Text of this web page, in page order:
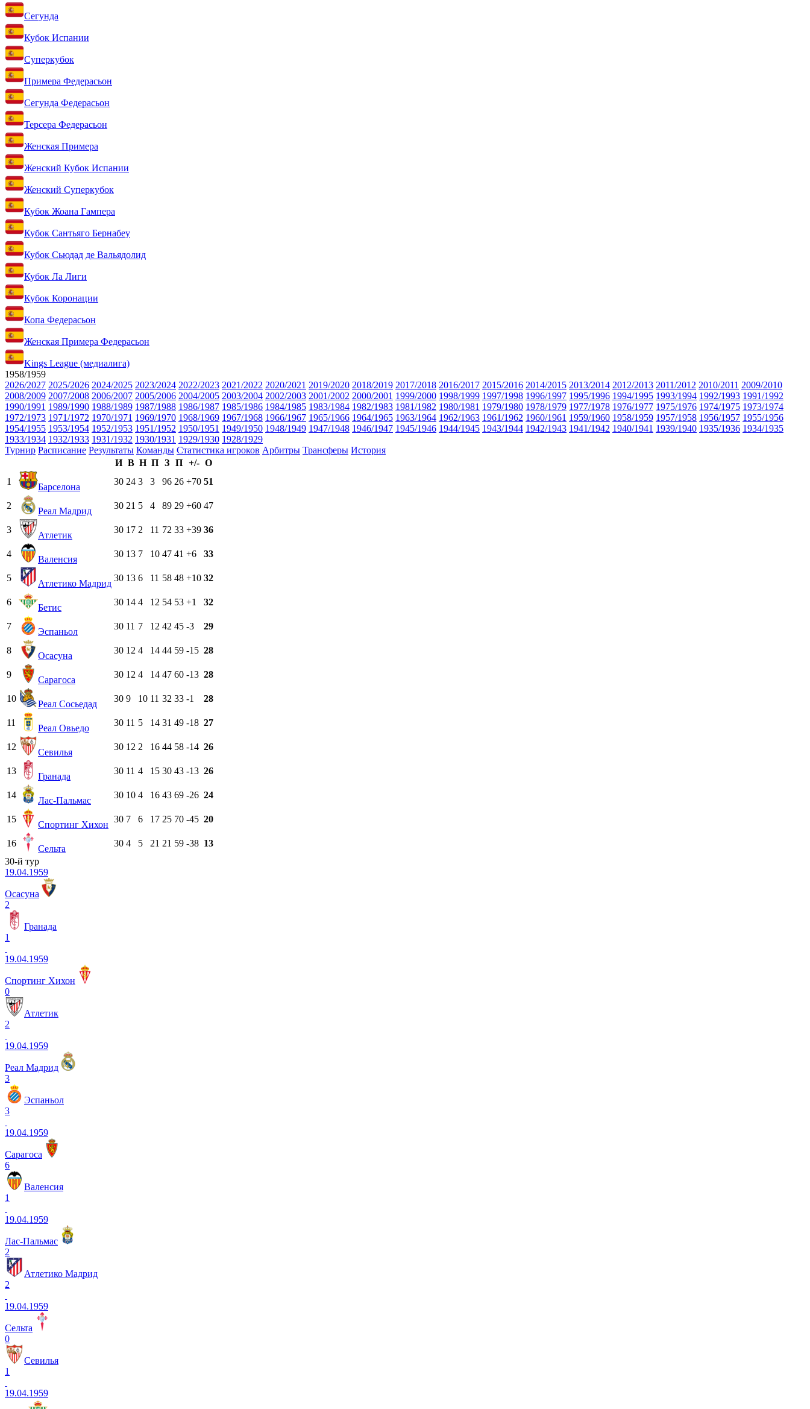
Сегунда
Кубок Испании
Суперкубок
Примера Федерасьон
Сегунда Федерасьон
Терсера Федерасьон
Женская Примера
Женский Кубок Испании
Женский Суперкубок
Кубок Жоана Гампера
Кубок Сантьяго Бернабеу
Кубок Сьюдад де Вальядолид
Кубок Ла Лиги
Кубок Коронации
Копа Федерасьон
Женская Примера Федерасьон
Kings League (медиалига)
1958/1959
2026/2027 2025/2026 2024/2025 2023/2024 2022/2023 2021/2022 2020/2021 2019/2020 2018/2019 2017/2018 2016/2017 2015/2016 2014/2015 2013/2014 2012/2013 2011/2012 2010/2011 2009/2010
2008/2009 2007/2008 2006/2007 2005/2006 2004/2005 2003/2004 2002/2003 2001/2002 2000/2001 1999/2000 1998/1999 1997/1998 1996/1997 1995/1996 1994/1995 1993/1994 1992/1993 1991/1992
1990/1991 1989/1990 1988/1989 1987/1988 1986/1987 1985/1986 1984/1985 1983/1984 1982/1983 1981/1982 1980/1981 1979/1980 1978/1979 1977/1978 1976/1977 1975/1976 1974/1975 1973/1974
1972/1973 1971/1972 1970/1971 1969/1970 1968/1969 1967/1968 1966/1967 1965/1966 1964/1965 1963/1964 1962/1963 1961/1962 1960/1961 1959/1960 1958/1959 1957/1958 1956/1957 1955/1956
1954/1955 1953/1954 1952/1953 1951/1952 1950/1951 1949/1950 1948/1949 1947/1948 1946/1947 1945/1946 1944/1945 1943/1944 1942/1943 1941/1942 1940/1941 1939/1940 1935/1936 1934/1935
1933/1934 1932/1933 1931/1932 1930/1931 1929/1930 1928/1929
Турнир Расписание Результаты Команды Статистика игроков Арбитры Трансферы История
И В Н П З П +/- О
1
Барселона
30 24 3 3 96 26 +70 51
2
Реал Мадрид
30 21 5 4 89 29 +60 47
3
Атлетик
30 17 2 11 72 33 +39 36
4
Валенсия
30 13 7 10 47 41 +6 33
5
Атлетико Мадрид
30 13 6 11 58 48 +10 32
6
Бетис
30 14 4 12 54 53 +1 32
7
Эспаньол
30 11 7 12 42 45 -3 29
8
Осасуна
30 12 4 14 44 59 -15 28
9
Сарагоса
30 12 4 14 47 60 -13 28
10
Реал Сосьедад
30 9 10 11 32 33 -1 28
11
Реал Овьедо
30 11 5 14 31 49 -18 27
12
Севилья
30 12 2 16 44 58 -14 26
13
Гранада
30 11 4 15 30 43 -13 26
14
Лас-Пальмас
30 10 4 16 43 69 -26 24
15
Спортинг Хихон
30 7 6 17 25 70 -45 20
16
Сельта
30 4 5 21 21 59 -38 13
30-й тур
19.04.1959
Осасуна
2
Гранада
1
19.04.1959
Спортинг Хихон
0
Атлетик
2
19.04.1959
Реал Мадрид
3
Эспаньол
3
19.04.1959
Сарагоса
6
Валенсия
1
19.04.1959
Лас-Пальмас
2
Атлетико Мадрид
2
19.04.1959
Сельта
0
Севилья
1
19.04.1959